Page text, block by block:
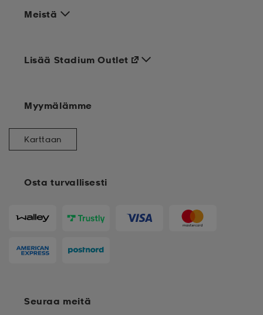
Meistä
Osta turvallisesti
Lisää Stadium Outlet
Myymälämme
Karttaan
Seuraa meitä